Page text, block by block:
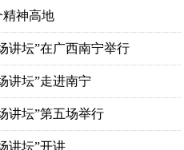
精神高地
讲坛”在广西南宁举行
讲坛”走进南宁
讲坛”第五场举行
讲坛”开讲